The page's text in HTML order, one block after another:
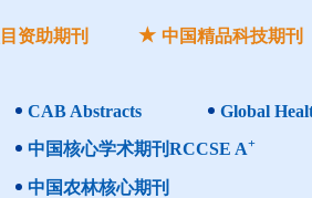
资助期刊
中国精品科技期刊
CAB Abstracts Global
中国核心学术期刊RCCSE A+
中国农林核心期刊